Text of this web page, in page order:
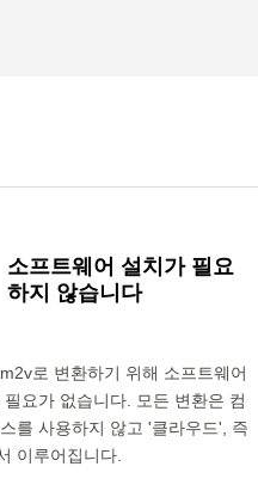
소프트웨어 설치가 필요
하지 않습니다
로 변환하기 위해 소프트웨어
필요가 없습니다. 모든 변환은 컴
를 사용하지 않고 '클라우드', 즉
이루어집니다.